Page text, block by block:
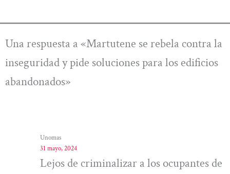
Una respuesta a «Martutene se rebela contra la
inseguridad y pide soluciones para los edificios
abandonados»
Unomas
31 mayo, 2024
Lejos de criminalizar a los ocupantes de